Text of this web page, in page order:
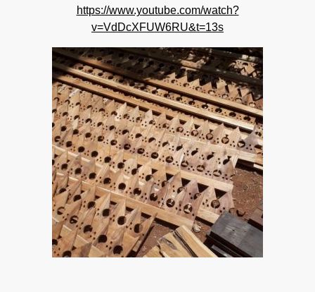
https://www.youtube.com/watch?
v=VdDcXFUW6RU&t=13s